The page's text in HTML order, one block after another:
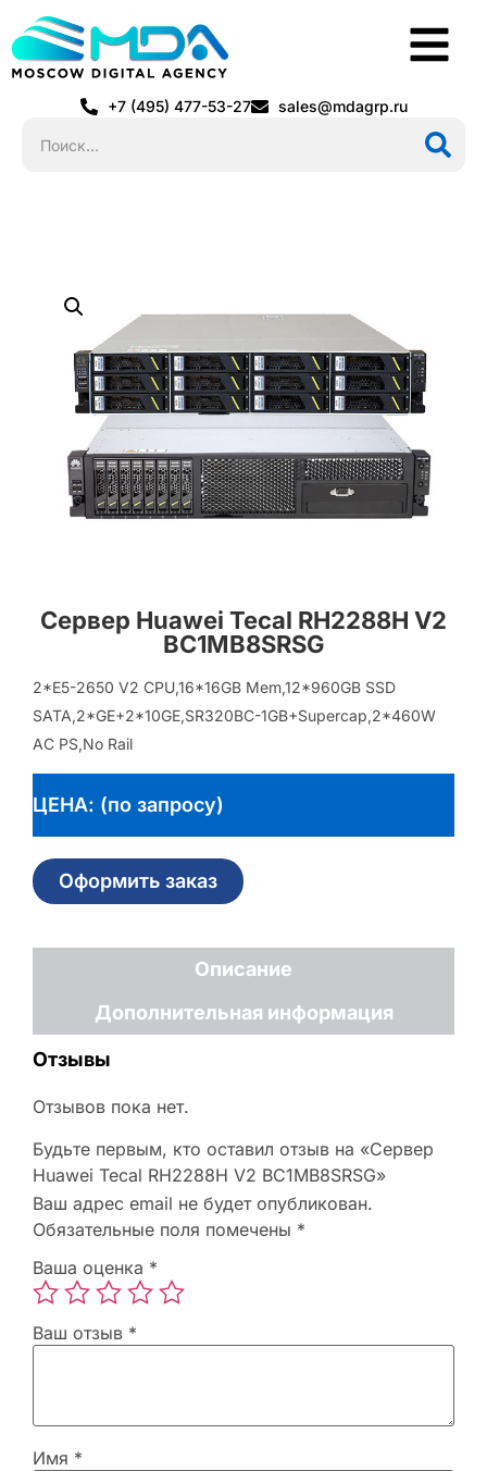
+7 (495) 477-53-27 sales@mdagrp.ru
Сервер Huawei Tecal RH2288H V2
BC1MB8SRSG
2*E5-2650 V2 CPU,16*16GB Mem,12*960GB SSD
SATA,2*GE+2*10GE,SR320BC-1GB+Supercap,2*460W
AC PS,No Rail
ЦЕНА: (по запросу)
Оформить заказ
Описание
Дополнительная информация
Отзывы
Отзывов пока нет.
Будьте первым, кто оставил отзыв на «Сервер
Huawei Tecal RH2288H V2 BC1MB8SRSG»
Ваш адрес email не будет опубликован.
Обязательные поля помечены *
Ваша оценка *
Ваш отзыв *
Имя *